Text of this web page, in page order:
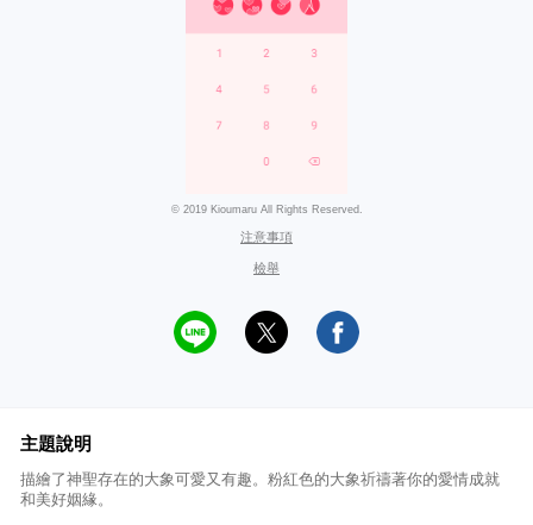
© 2019 Kioumaru All Rights Reserved.
注意事項
檢舉
主題說明
描繪了神聖存在的大象可愛又有趣。粉紅色的大象祈禱著你的愛情成就
和美好姻緣。